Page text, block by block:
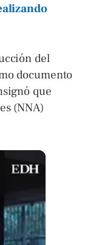
del
documento
que
(NNA)